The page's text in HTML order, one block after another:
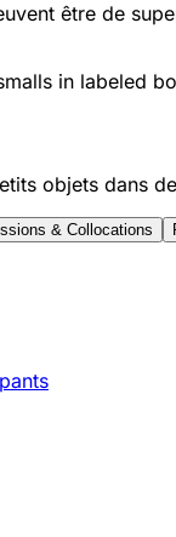
être de
in labeled
objets dans
& Collocations
pants